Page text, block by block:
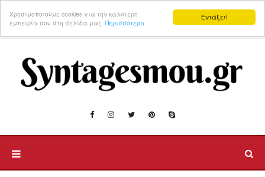
Εντάξει!
Χρησιμοποιούμε cookies για την καλύτερη
εμπειρία σου στη σελίδα μας. Περισσότερα